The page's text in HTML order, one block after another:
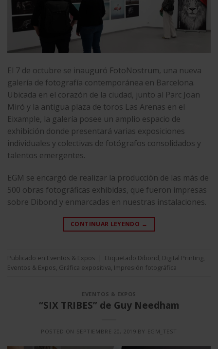
El 7 de octubre se inauguró ​​FotoNostrum, una nueva
galería de fotografía contemporánea en Barcelona.
Ubicada en el corazón de la ciudad, junto al Parc Joan
Miró y la antigua plaza de toros Las Arenas en el
Eixample, la galería posee un amplio espacio de
exhibición donde presentará varias exposiciones
individuales y colectivas de fotógrafos consolidados y
talentos emergentes.
EGM se encargó de realizar la producción de las más de
500 obras fotográficas exhibidas, que fueron impresas
sobre Dibond y enmarcadas en nuestras instalaciones.
CONTINUAR LEYENDO →
Publicado en Eventos & Expos | Etiquetado Dibond Digital Printing
Eventos & Expos Gráfica expositiva Impresión fotográfica
EVENTOS & EXPOS
“SIX TRIBES” de Guy Needham
POSTED ON SEPTIEMBRE 20, 2019 BY EGM_TEST